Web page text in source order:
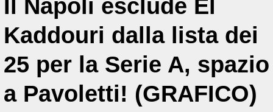
Il Napoli esclude El
Kaddouri dalla lista dei
25 per la Serie A, spazio
a Pavoletti! (GRAFICO)